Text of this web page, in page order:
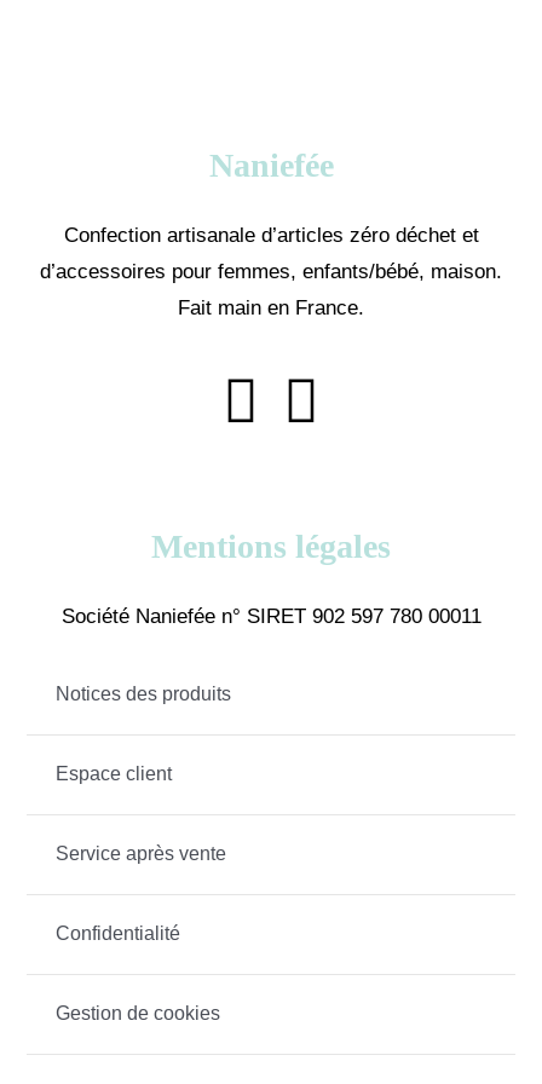
Naniefée
Confection artisanale d’articles zéro déchet et
d’accessoires pour femmes, enfants/bébé, maison.
Fait main en France.
Mentions légales
Société Naniefée n° SIRET 902 597 780 00011
Notices des produits
Espace client
Service après vente
Confidentialité
Gestion de cookies